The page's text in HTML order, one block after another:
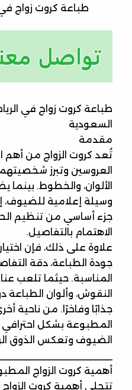
طباعة كروت زواج
طباعة كروت زواج في
السعودية
مقدمة
تُعد كروت الزواج من
العروسين وتبرز
الألوان، والخطوط.
وسيلة إعلامية للضيوف،
جزء أساسي من تنظيم
الاهتمام بالتفاصيل.
علاوة على ذلك، فإن
جودة الطباعة، دقة
المناسبة. حيثما تلعب
النقوش، وألوان الطباعة
جذابًا وفاخرًا. من ناحية
المطبوعة بشكل احترافي
الضيوف وتعكس الذوق
أهمية كروت الزواج
تتجلى أهمية كروت